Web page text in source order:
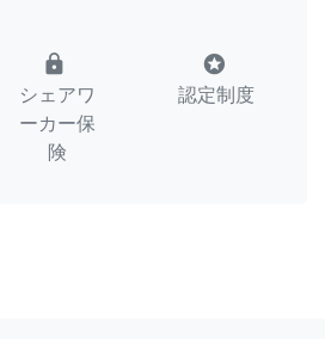
lock
シェアワ
ーカー保
険
stars
認定制度